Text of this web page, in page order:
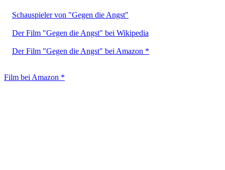
Schauspieler von "Gegen die Angst"
Der Film "Gegen die Angst" bei Wikipedia
Der Film "Gegen die Angst" bei Amazon *
Film bei Amazon *